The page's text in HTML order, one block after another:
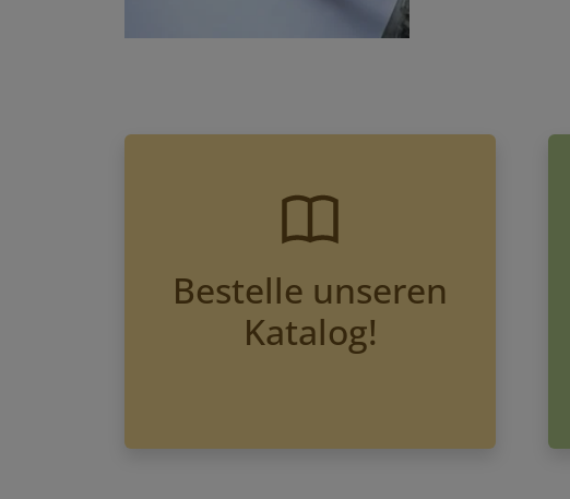
Bestelle unseren
Katalog!